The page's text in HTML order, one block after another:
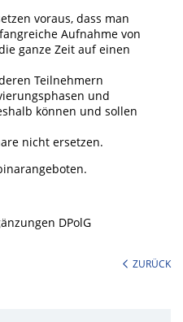
voraus, dass man
Aufnahme von
ganze Zeit auf einen
Teilnehmern
und
können und sollen
nicht ersetzen.
DPolG
ZURÜCK